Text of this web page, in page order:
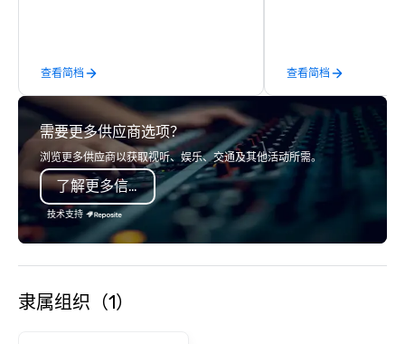
across 15 destinations in three
countries. With local teams deeply
integrated into the communities they
serve, Terramar delivers remarkable
service and innovative solutions for
clients in the incentive, corporate, and
association sectors. Terramar's
services encompass transportation,
tours, team-building, gifting, event
staffing, program logistics, decor and
event design, entertainment,
speaker coordination, sustainability
查看简档 查看简档
需要更多供应商选项？
浏览更多供应商以获取视听、娱乐、交通及其他活动所需。
了解更多信息
技术支持
隶属组织（1）